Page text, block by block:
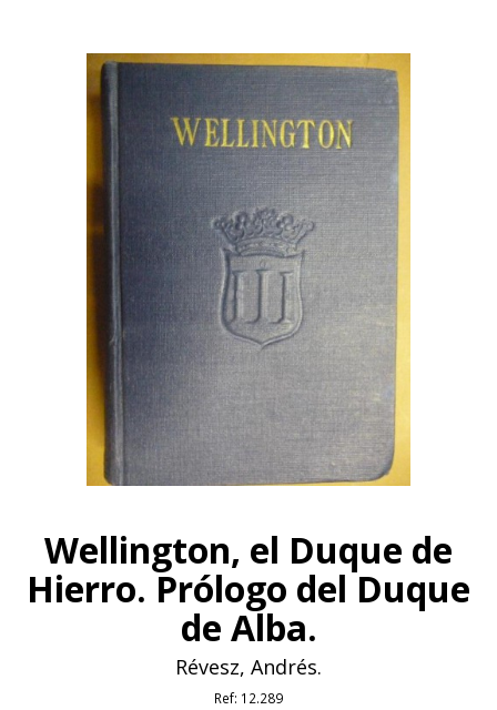
Wellington, el Duque de
Hierro. Prólogo del Duque
de Alba.
Révesz, Andrés.
Ref: 12.289